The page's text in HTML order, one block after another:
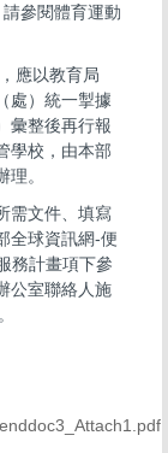
參閱體育運動
應以教育局
處）統一掣據
彙整後再行報
學校，由本部
。
需文件、填寫
全球資訊網-便
務計畫項下參
公室聯絡人施